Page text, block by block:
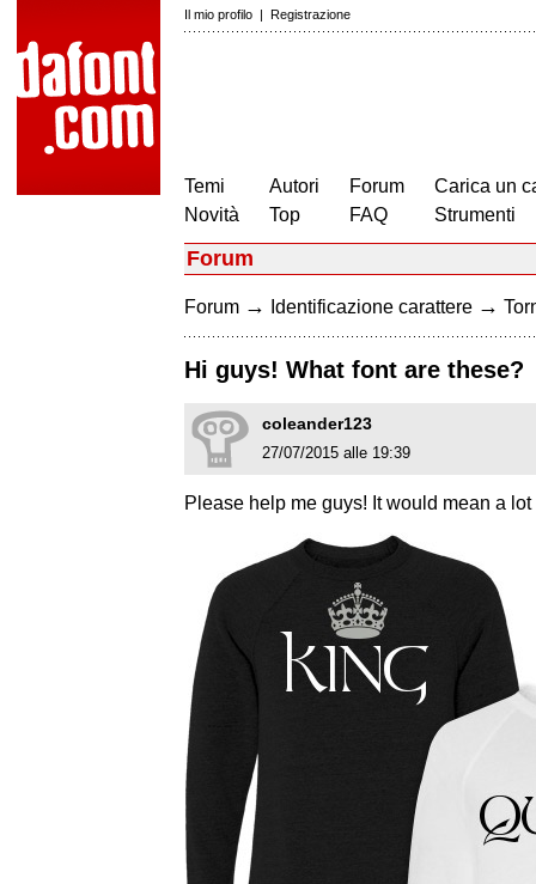
Il mio profilo | Registrazione
Temi
Novità
Autori
Top
Forum
FAQ
Carica un
Strumenti
Forum
Forum → Identificazione carattere →
Hi guys! What font are these?
coleander123
27/07/2015 alle 19:39
Please help me guys! It would mean a lot